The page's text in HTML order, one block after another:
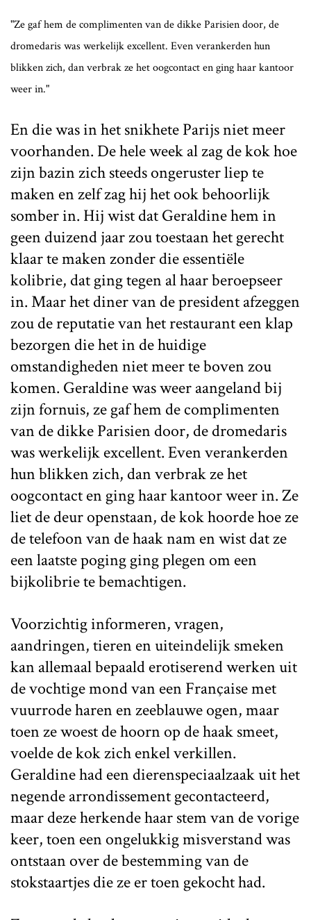
"Ze gaf hem de complimenten van de dikke Parisien door, de
dromedaris was werkelijk excellent. Even verankerden hun
blikken zich, dan verbrak ze het oogcontact en ging haar kantoor
weer in."
En die was in het snikhete Parijs niet meer
voorhanden. De hele week al zag de kok hoe
zijn bazin zich steeds ongeruster liep te
maken en zelf zag hij het ook behoorlijk
somber in. Hij wist dat Geraldine hem in
geen duizend jaar zou toestaan het gerecht
klaar te maken zonder die essentiële
kolibrie, dat ging tegen al haar beroepseer
in. Maar het diner van de president afzeggen
zou de reputatie van het restaurant een klap
bezorgen die het in de huidige
omstandigheden niet meer te boven zou
komen. Geraldine was weer aangeland bij
zijn fornuis, ze gaf hem de complimenten
van de dikke Parisien door, de dromedaris
was werkelijk excellent. Even verankerden
hun blikken zich, dan verbrak ze het
oogcontact en ging haar kantoor weer in. Ze
liet de deur openstaan, de kok hoorde hoe ze
de telefoon van de haak nam en wist dat ze
een laatste poging ging plegen om een
bijkolibrie te bemachtigen.
Voorzichtig informeren, vragen,
aandringen, tieren en uiteindelijk smeken
kan allemaal bepaald erotiserend werken uit
de vochtige mond van een Française met
vuurrode haren en zeeblauwe ogen, maar
toen ze woest de hoorn op de haak smeet,
voelde de kok zich enkel verkillen.
Geraldine had een dierenspeciaalzaak uit het
negende arrondissement gecontacteerd,
maar deze herkende haar stem van de vorige
keer, toen een ongelukkig misverstand was
ontstaan over de bestemming van de
stokstaartjes die ze er toen gekocht had.